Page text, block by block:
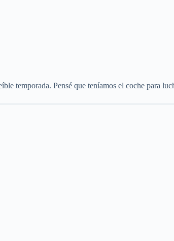
temporada. Pensé que teníamos el coche para